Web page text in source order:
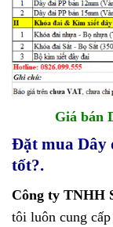
Giá bán
Đặt mua Dây
tốt?.
Công ty TNHH
tôi luôn cung cấp